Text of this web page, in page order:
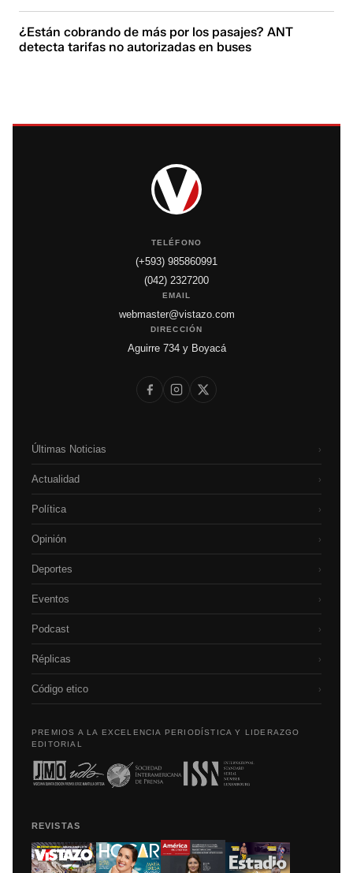
¿Están cobrando de más por los pasajes? ANT
detecta tarifas no autorizadas en buses
TELÉFONO
(+593) 985860991
(042) 2327200
EMAIL
webmaster@vistazo.com
DIRECCIÓN
Aguirre 734 y Boyacá
Últimas Noticias ›
Actualidad ›
Política ›
Opinión ›
Deportes ›
Eventos ›
Podcast ›
Réplicas ›
Código etico ›
PREMIOS A LA EXCELENCIA PERIODÍSTICA Y LIDERAZGO
EDITORIAL
REVISTAS